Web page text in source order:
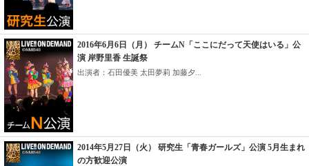
2016年6月6日（月） チームN「ここにだって天使はいる」公
演 岸野里香 生誕祭
出演者：石田優美 太田夢莉 加藤夕...
2014年5月27日（火） 研究生「青春ガールズ」公演 5月生まれ
の方歓迎公演